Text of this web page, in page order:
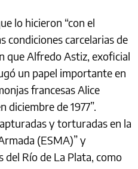
lo hicieron “con el
condiciones carcelarias de
que Alfredo Astiz, exoficial
un papel importante en
francesas Alice
diciembre de 1977”.
y torturadas en la
(ESMA)” y
del Río de La Plata, como